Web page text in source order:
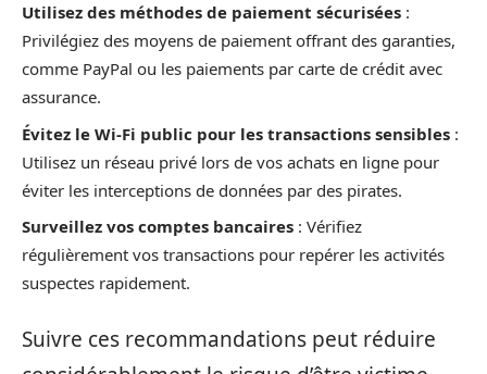
Utilisez des méthodes de paiement sécurisées :
Privilégiez des moyens de paiement offrant des garanties,
comme PayPal ou les paiements par carte de crédit avec
assurance.
Évitez le Wi-Fi public pour les transactions sensibles :
Utilisez un réseau privé lors de vos achats en ligne pour
éviter les interceptions de données par des pirates.
Surveillez vos comptes bancaires : Vérifiez
régulièrement vos transactions pour repérer les activités
suspectes rapidement.
Suivre ces recommandations peut réduire